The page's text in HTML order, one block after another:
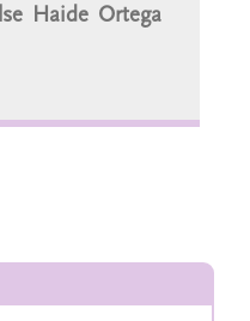
Haide Ortega